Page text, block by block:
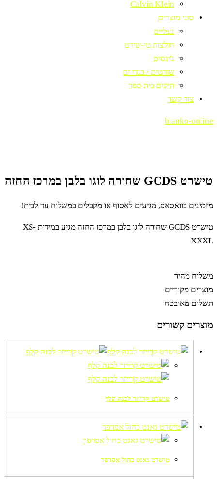
Calvin KIein
סוגי מוצרים
נעליים
חולצות טי-שירט
ג'ינסים
שורטים / בגדי ים
תיקים בית ספר
צור קשר
blanko-online
טישרט GCDS שחורה לוגו בלבן במרכז החזה
מזמינים בוואסאפ, מגיעים לאסוף או מקבלים במשלוח עד לבית!
טישרט GCDS שחורה לוגו בלבן במרכז החזה מגיע במידות XS-
XXXL
משלוח מהיר
מוצרים מקוריים
תשלום מאובטח
מוצרים קשורים
טישרט קרייזר לבנה קלף
טישרט גאנט כחול אפרפר